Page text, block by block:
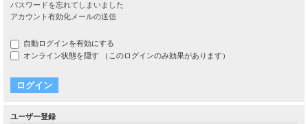
パスワードを忘れてしまいました
アカウント有効化メールの送信
自動ログインを有効にする
オンライン状態を隠す （このログインのみ効果があります）
ユーザー登録